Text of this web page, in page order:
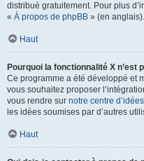
distribué gratuitement. Pour plus
« À propos de phpBB » (en anglais).
Haut
Pourquoi la fonctionnalité X n’est
Ce programme a été développé et
vous souhaitez proposer
vous rendre sur notre centre d’idées
les idées soumises par d’autres
Haut